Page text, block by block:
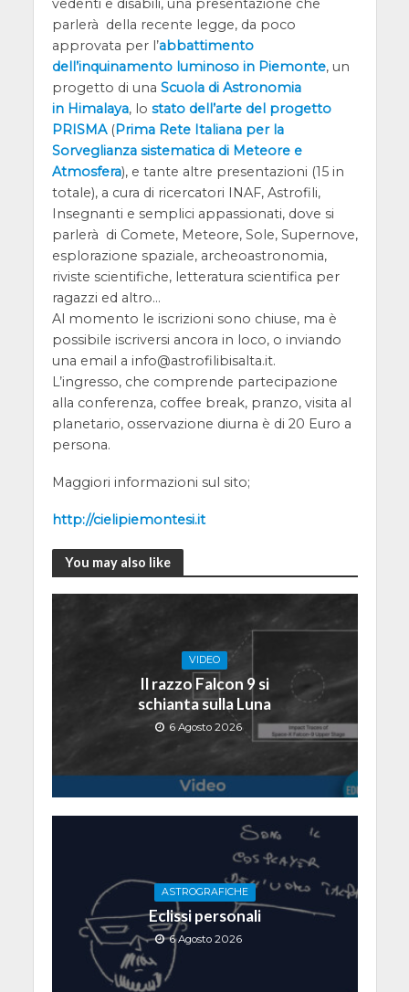
vedenti e disabili, una presentazione che
parlerà della recente legge, da poco
approvata per l’abbattimento
dell’inquinamento luminoso in Piemonte, un
progetto di una Scuola di Astronomia
in Himalaya, lo stato dell’arte del progetto
PRISMA(Prima Rete Italiana per la
Sorveglianza sistematica di Meteore e
Atmosfera), e tante altre presentazioni (15 in
totale), a cura di ricercatori INAF, Astrofili,
Insegnanti e semplici appassionati, dove si
parlerà di Comete, Meteore, Sole, Supernove,
esplorazione spaziale, archeoastronomia,
riviste scientifiche, letteratura scientifica per
ragazzi ed altro…
Al momento le iscrizioni sono chiuse, ma è
possibile iscriversi ancora in loco, o inviando
una email a info@astrofilibisalta.it.
L’ingresso, che comprende partecipazione
alla conferenza, coffee break, pranzo, visita al
planetario, osservazione diurna è di 20 Euro a
persona.
Maggiori informazioni sul sito;
http://cielipiemontesi.it
You may also like
VIDEO
Il razzo Falcon 9 si
schianta sulla Luna
6 Agosto 2026
ASTROGRAFICHE
Eclissi personali
6 Agosto 2026